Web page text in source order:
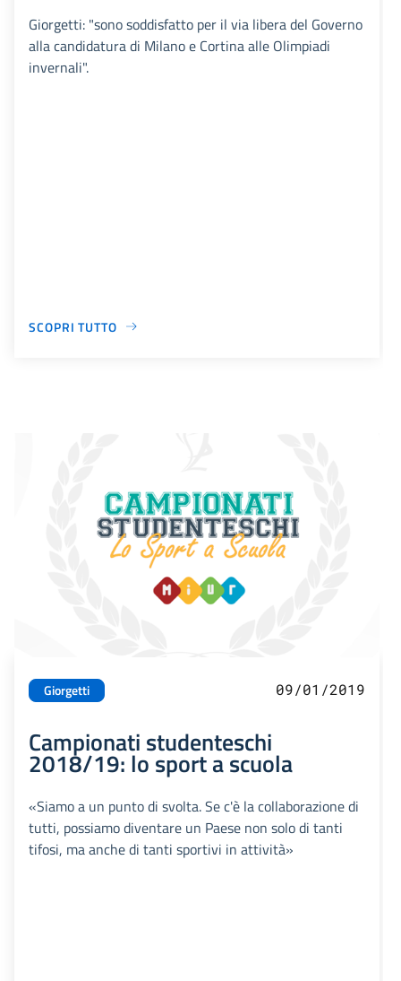
Giorgetti: "sono soddisfatto per il via libera del Governo
alla candidatura di Milano e Cortina alle Olimpiadi
invernali".
SCOPRI TUTTO
Giorgetti 09/01/2019
Campionati studenteschi
2018/19: lo sport a scuola
«Siamo a un punto di svolta. Se c'è la collaborazione di
tutti, possiamo diventare un Paese non solo di tanti
tifosi, ma anche di tanti sportivi in attività»